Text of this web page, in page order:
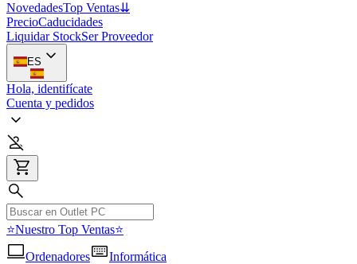
NovedadesTop Ventas⇊
PrecioCaducidades
Liquidar StockSer Proveedor
ES
Hola, identifícate
Cuenta y pedidos
⭐Nuestro Top Ventas⭐
Ordenadores
Informática